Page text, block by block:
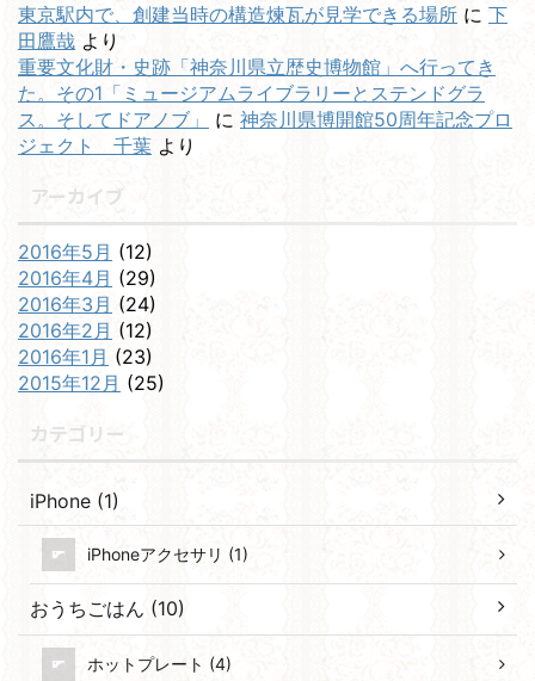
東京駅内で、創建当時の構造煉瓦が見学できる場所 に 下
田鷹哉 より
重要文化財・史跡「神奈川県立歴史博物館」へ行ってき
た。その1「ミュージアムライブラリーとステンドグラ
ス。そしてドアノブ」
に 神奈川県博開館50周年記念プロ
ジェクト 千葉 より
アーカイブ
2016年5月 (12)
2016年4月 (29)
2016年3月 (24)
2016年2月 (12)
2016年1月 (23)
2015年12月 (25)
カテゴリー
iPhone (1)
iPhoneアクセサリ (1)
おうちごはん (10)
ホットプレート (4)